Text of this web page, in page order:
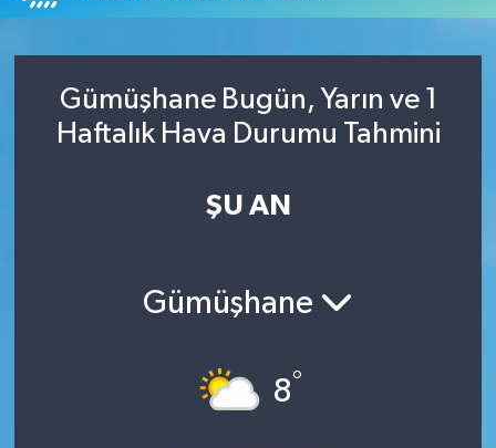
Gümüşhane Bugün, Yarın ve 1
Haftalık Hava Durumu Tahmini
ŞU AN
Gümüşhane
8°
Süper Lig Puan Durumu ve Fikstür
Son Dakika Haberleri